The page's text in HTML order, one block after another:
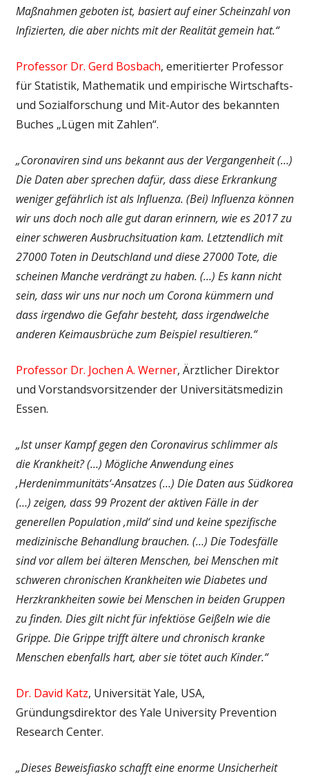
Maßnahmen geboten ist, basiert auf einer Scheinzahl von
Infizierten, die aber nichts mit der Realität gemein hat.“
Professor Dr. Gerd Bosbach, emeritierter Professor
für Statistik, Mathematik und empirische Wirtschafts-
und Sozialforschung und Mit-Autor des bekannten
Buches „Lügen mit Zahlen“.
„Coronaviren sind uns bekannt aus der Vergangenheit (…)
Die Daten aber sprechen dafür, dass diese Erkrankung
weniger gefährlich ist als Influenza. (Bei) Influenza können
wir uns doch noch alle gut daran erinnern, wie es 2017 zu
einer schweren Ausbruchsituation kam. Letztendlich mit
27000 Toten in Deutschland und diese 27000 Tote, die
scheinen Manche verdrängt zu haben. (…) Es kann nicht
sein, dass wir uns nur noch um Corona kümmern und
dass irgendwo die Gefahr besteht, dass irgendwelche
anderen Keimausbrüche zum Beispiel resultieren.“
Professor Dr. Jochen A. Werner, Ärztlicher Direktor
und Vorstandsvorsitzender der Universitätsmedizin
Essen.
„Ist unser Kampf gegen den Coronavirus schlimmer als
die Krankheit? (…) Mögliche Anwendung eines
‚Herdenimmunitäts‘-Ansatzes (…) Die Daten aus Südkorea
(…) zeigen, dass 99 Prozent der aktiven Fälle in der
generellen Population ‚mild‘ sind und keine spezifische
medizinische Behandlung brauchen. (…) Die Todesfälle
sind vor allem bei älteren Menschen, bei Menschen mit
schweren chronischen Krankheiten wie Diabetes und
Herzkrankheiten sowie bei Menschen in beiden Gruppen
zu finden. Dies gilt nicht für infektiöse Geißeln wie die
Grippe. Die Grippe trifft ältere und chronisch kranke
Menschen ebenfalls hart, aber sie tötet auch Kinder.“
Dr. David Katz, Universität Yale, USA,
Gründungsdirektor des Yale University Prevention
Research Center.
„Dieses Beweisfiasko schafft eine enorme Unsicherheit